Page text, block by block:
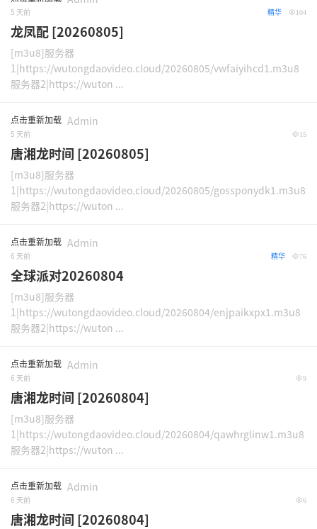
5 天前 104
精华
龙凤配 [20260805]
[m3u8]服务器
1|https://wutongdaovideo.cloud/20260805/vwfaiyihcd1.m3u8
服务器2|https://wuton ...
点击重新加载 Admin
5 天前 15
唐湘龙时间 [20260805]
[m3u8]服务器
1|https://wutongdaovideo.cloud/20260805/gossponydk1.m3u8
服务器2|https://wuton ...
点击重新加载 Admin
6 天前 76
精华
全球派对20260804
[m3u8]服务器
1|https://wutongdaovideo.cloud/20260804/enjpaikxpx1.m3u8
服务器2|https://wuton ...
点击重新加载 Admin
6 天前 9
唐湘龙时间 [20260804]
[m3u8]服务器
1|https://wutongdaovideo.cloud/20260804/qawhrglinw1.m3u8
服务器2|https://wuton ...
点击重新加载 Admin
6 天前 6
唐湘龙时间 [20260804]